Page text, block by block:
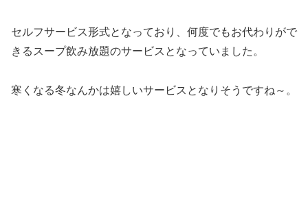
セルフサービス形式となっており、何度でもお代わりがで
きるスープ飲み放題のサービスとなっていました。
寒くなる冬なんかは嬉しいサービスとなりそうですね～。